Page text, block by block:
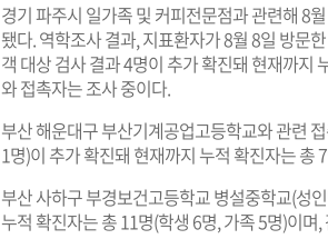
경기 파주시 일가족 및 커피전문점과 관련해 8
됐다. 역학조사 결과, 지표환자가 8월 8일 방문
객 대상 검사 결과 4명이 추가 확진돼 현재까지
와 접촉자는 조사 중이다.
부산 해운대구 부산기계공업고등학교와 관련
1명)이 추가 확진돼 현재까지 누적 확진자는 총
부산 사하구 부경보건고등학교 병설중학교(성
누적 확진자는 총 11명(학생 6명, 가족 5명)이